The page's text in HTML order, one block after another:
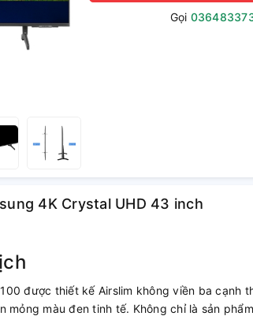
Gọi
4K Crystal UHD 43 inch
được thiết kế Airslim không viền ba cạnh
mỏng màu đen tinh tế. Không chỉ là sản